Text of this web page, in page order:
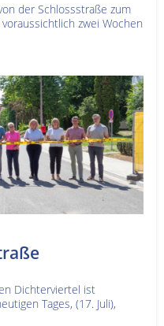
der Schlossstraße zum
zwei Wochen
Dichterviertel ist
Tages, (17. Juli),